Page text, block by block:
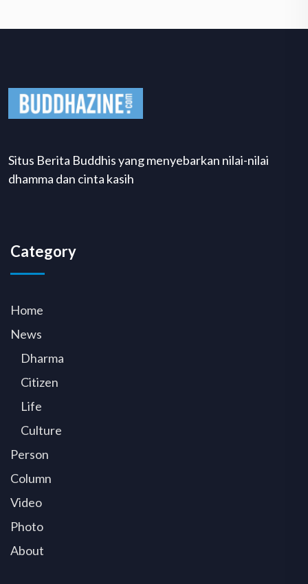
Situs Berita Buddhis yang menyebarkan nilai-nilai
dhamma dan cinta kasih
Category
Home
News
Dharma
Citizen
Life
Culture
Person
Column
Video
Photo
About